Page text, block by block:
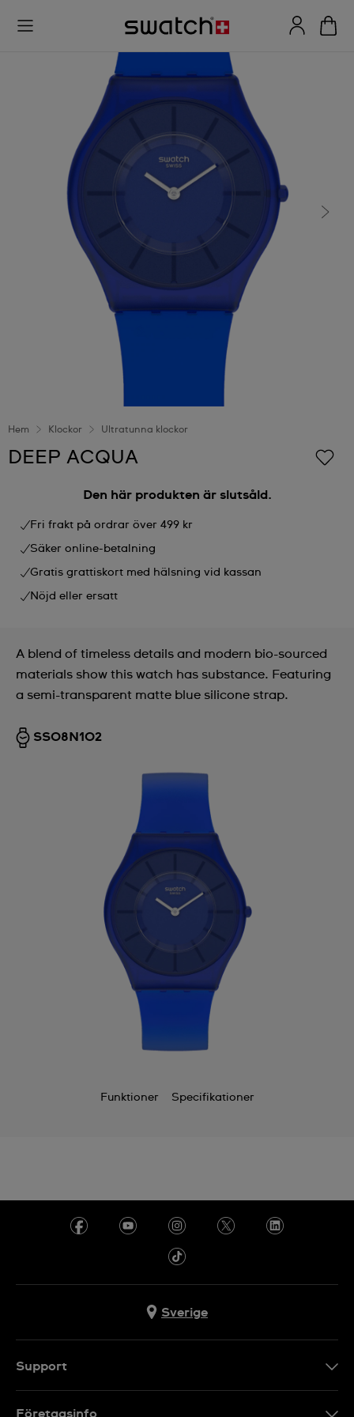
Hem Klockor Ultratunna klockor
DEEP ACQUA
Den här produkten är slutsåld.
Fri frakt på ordrar över 499 kr
Säker online-betalning
Gratis grattiskort med hälsning vid kassan
Nöjd eller ersatt
A blend of timeless details and modern bio-sourced
materials show this watch has substance. Featuring
a semi-transparent matte blue silicone strap.
SS08N102
Funktioner Specifikationer
Sverige
Support
Företagsinfo